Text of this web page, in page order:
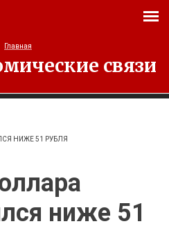
связи
НИЖЕ 51 РУБЛЯ
ниже 51